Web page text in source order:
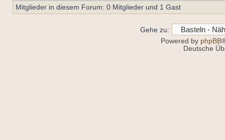
Mitglieder in diesem Forum: 0 Mitglieder und 1 Gast
Gehe zu:
Powered by phpBB
Deutsche